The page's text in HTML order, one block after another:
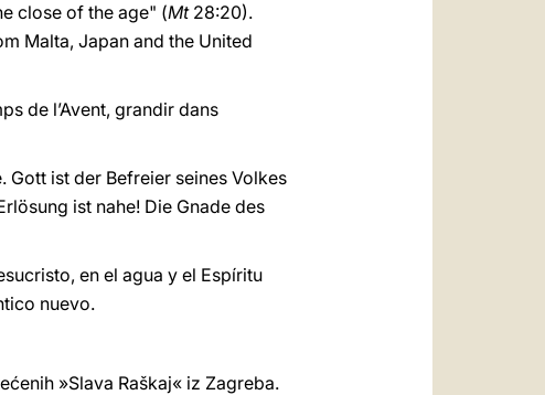
close of the age" (Mt 28:20).
Malta, Japan and the United
de l’Avent, grandir dans
Gott ist der Befreier seines Volkes
ist nahe! Die Gnade des
en el agua y el Espíritu
nuevo.
»Slava Raškaj« iz Zagreba.